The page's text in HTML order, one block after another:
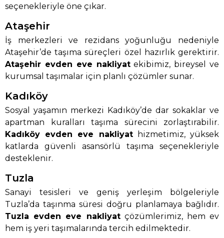
seçenekleriyle öne çıkar.
Ataşehir
İş merkezleri ve rezidans yoğunluğu nedeniyle
Ataşehir’de taşıma süreçleri özel hazırlık gerektirir.
Ataşehir evden eve nakliyatekibimiz, bireysel ve
kurumsal taşımalar için planlı çözümler sunar.
Kadıköy
Sosyal yaşamın merkezi Kadıköy’de dar sokaklar ve
apartman kuralları taşıma sürecini zorlaştırabilir.
Kadıköy evden eve nakliyathizmetimiz, yüksek
katlarda güvenli asansörlü taşıma seçenekleriyle
desteklenir.
Tuzla
Sanayi tesisleri ve geniş yerleşim bölgeleriyle
Tuzla’da taşınma süresi doğru planlamaya bağlıdır.
Tuzla evden eve nakliyatçözümlerimiz, hem ev
hem iş yeri taşımalarında tercih edilmektedir.